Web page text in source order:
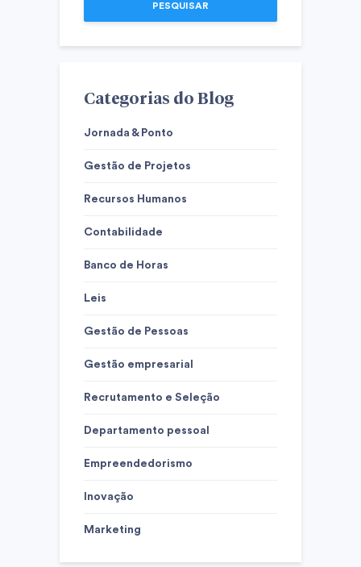
PESQUISAR
Categorias do Blog
Jornada & Ponto
Gestão de Projetos
Recursos Humanos
Contabilidade
Banco de Horas
Leis
Gestão de Pessoas
Gestão empresarial
Recrutamento e Seleção
Departamento pessoal
Empreendedorismo
Inovação
Marketing